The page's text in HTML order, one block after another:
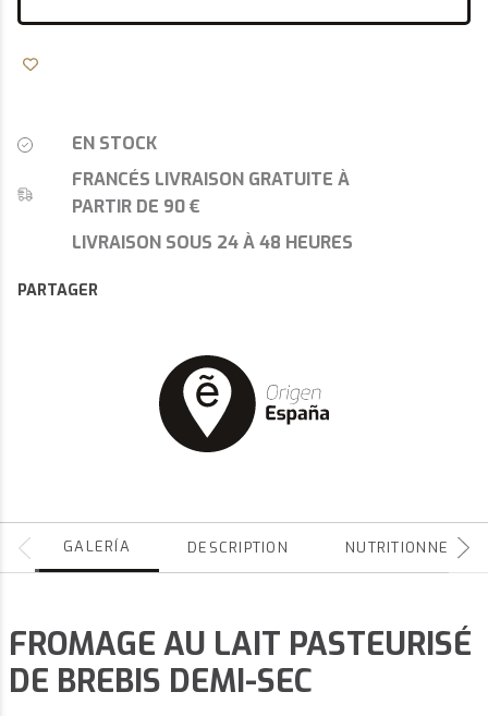
EN STOCK
FRANCÉS LIVRAISON GRATUITE À
PARTIR DE 90 €
LIVRAISON SOUS 24 À 48 HEURES
PARTAGER
GALERÍA DESCRIPTION NUTRITIONNEL
FROMAGE AU LAIT PASTEURISÉ
DE BREBIS DEMI-SEC